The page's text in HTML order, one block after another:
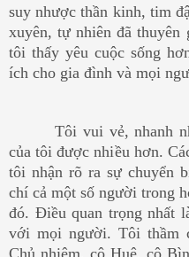
suy nhược thần kinh, tim
xuyên, tự nhiên đã
tôi thấy yêu cuộc sống
ích cho gia đình và mọi
Tôi vui vẻ, nhanh
của tôi được nhiều hơn.
tôi nhận rõ ra sự chuyển
chí cả một số người trong
đó. Điều quan trọng nhất
với mọi người. Tôi thầm
Chủ nhiệm, cô Huệ, cô